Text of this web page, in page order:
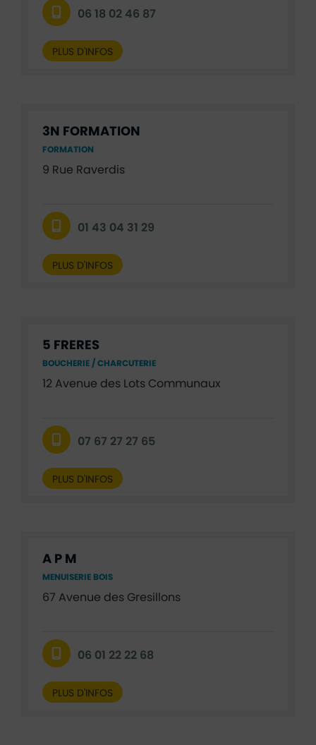
06 18 02 46 87
PLUS D'INFOS
3N FORMATION
FORMATION
9 Rue Raverdis
01 43 04 31 29
PLUS D'INFOS
5 FRERES
BOUCHERIE / CHARCUTERIE
12 Avenue des Lots Communaux
07 67 27 27 65
PLUS D'INFOS
A P M
MENUISERIE BOIS
67 Avenue des Gresillons
06 01 22 22 68
PLUS D'INFOS